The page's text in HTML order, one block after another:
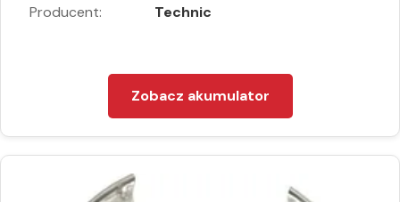
Producent: Technic
Zobacz akumulator